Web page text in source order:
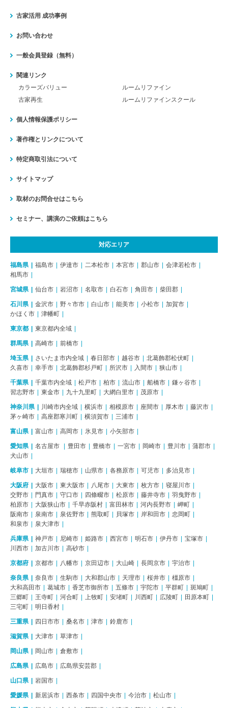
古家活用 成功事例
お問い合わせ
一般会員登録（無料）
関連リンク
カラーズバリュー
ルームリファイン
古家再生
ルームリファインスクール
個人情報保護ポリシー
著作権とリンクについて
特定商取引法について
サイトマップ
取材のお問合せはこちら
セミナー、講演のご依頼はこちら
対応エリア
福島県 福島市 伊達市 二本松市 本宮市 郡山市
会津若松市
相馬市
宮城県 仙台市 岩沼市 名取市 白石市 角田市 柴田郡
石川県 金沢市 野々市市 白山市 能美市 小松市
加賀市
かほく市
津幡町
東京都 東京都内全域
群馬県 高崎市 前橋市
埼玉県 さいたま市内全域 春日部市 越谷市
北葛飾郡松伏町
久喜市
幸手市 北葛飾郡杉戸町 所沢市 入間市 狭山市
千葉県 千葉市内全域 松戸市 柏市 流山市 船橋市
鎌ヶ谷市
習志野市
東金市 九十九里町 大網白里市 茂原市
神奈川県 川崎市内全域 横浜市 相模原市 座間市 厚木市
藤沢市
茅ヶ崎市
高座郡寒川町 横須賀市 三浦市
富山県 富山市 高岡市 氷見市 小矢部市
愛知県 名古屋市 豊田市 豊橋市 一宮市 岡崎市 豊川市
蒲郡市
犬山市
岐阜市 大垣市 瑞穂市 山県市 各務原市 可児市 多治見市
大阪府 大阪市 東大阪市 八尾市 大東市 枚方市
寝屋川市
交野市
門真市 守口市 四條畷市 松原市 藤井寺市
羽曳野市
柏原市
大阪狭山市 千早赤阪村 富田林市 河内長野市
岬町
阪南市
泉南市 泉佐野市 熊取町 貝塚市 岸和田市
忠岡町
和泉市
泉大津市
兵庫県 神戸市 尼崎市 姫路市 西宮市 明石市 伊丹市
宝塚市
川西市
加古川市 高砂市
京都府 京都市 八幡市 京田辺市 大山崎 長岡京市 宇治市
奈良県 奈良市 生駒市 大和郡山市 天理市 桜井市
橿原市
大和高田市
葛城市 香芝市御所市 五條市 宇陀市 平群町
斑鳩町
三郷町
王寺町 河合町 上牧町 安堵町 川西町 広陵町
田原本町
三宅町
明日香村
三重県 四日市市 桑名市 津市 鈴鹿市
滋賀県 大津市 草津市
岡山県 岡山市 倉敷市
広島県 広島市 広島県安芸郡
山口県 岩国市
愛媛県 新居浜市 西条市 四国中央市 今治市 松山市